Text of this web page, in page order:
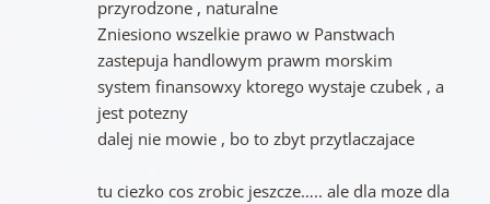
przyrodzone , naturalne
Zniesiono wszelkie prawo w Panstwach
zastepuja handlowym prawm morskim
system finansowxy ktorego wystaje czubek , a
jest potezny
dalej nie mowie , bo to zbyt przytlaczajace
tu ciezko cos zrobic jeszcze….. ale dla moze dla